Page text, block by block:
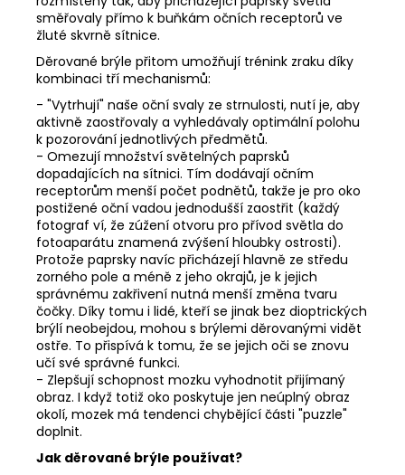
směřovaly přímo k buňkám očních receptorů ve
žluté skvrně sítnice.
Děrované brýle přitom umožňují trénink zraku díky
kombinaci tří mechanismů:
- "Vytrhují" naše oční svaly ze strnulosti, nutí je, aby
aktivně zaostřovaly a vyhledávaly optimální polohu
k pozorování jednotlivých předmětů.
- Omezují množství světelných paprsků
dopadajících na sítnici. Tím dodávají očním
receptorům menší počet podnětů, takže je pro oko
postižené oční vadou jednodušší zaostřit (každý
fotograf ví, že zúžení otvoru pro přívod světla do
fotoaparátu znamená zvýšení hloubky ostrosti).
Protože paprsky navíc přicházejí hlavně ze středu
zorného pole a méně z jeho okrajů, je k jejich
správnému zakřivení nutná menší změna tvaru
čočky. Díky tomu i lidé, kteří se jinak bez dioptrických
brýlí neobejdou, mohou s brýlemi děrovanými vidět
ostře. To přispívá k tomu, že se jejich oči se znovu
učí své správné funkci.
- Zlepšují schopnost mozku vyhodnotit přijímaný
obraz. I když totiž oko poskytuje jen neúplný obraz
okolí, mozek má tendenci chybějící části "puzzle"
doplnit.
Jak děrované brýle používat?